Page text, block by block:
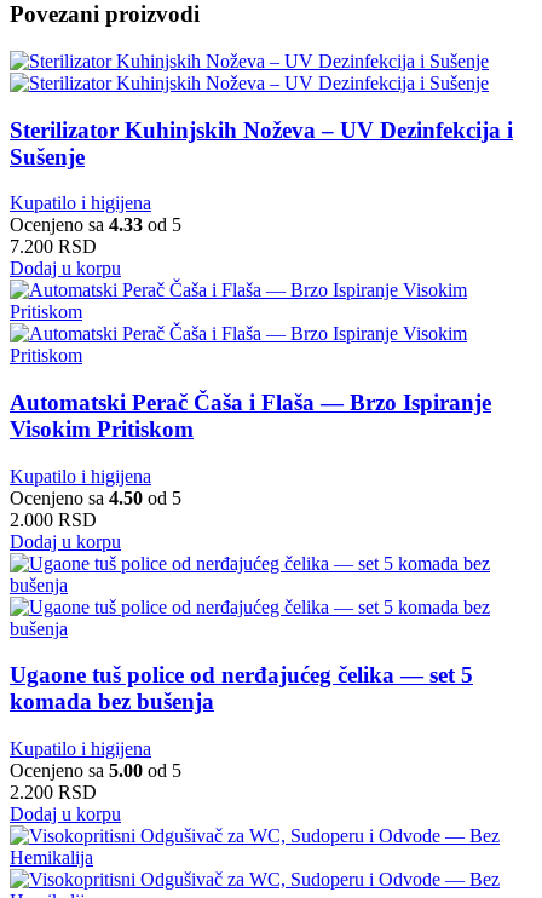
Povezani proizvodi
Sterilizator Kuhinjskih Noževa – UV Dezinfekcija i
Sušenje
Kupatilo i higijena
Ocenjeno sa 4.33 od 5
7.200 RSD
Dodaj u korpu
Automatski Perač Čaša i Flaša — Brzo Ispiranje
Visokim Pritiskom
Kupatilo i higijena
Ocenjeno sa 4.50 od 5
2.000 RSD
Dodaj u korpu
Ugaone tuš police od nerđajućeg čelika — set 5
komada bez bušenja
Kupatilo i higijena
Ocenjeno sa 5.00 od 5
2.200 RSD
Dodaj u korpu